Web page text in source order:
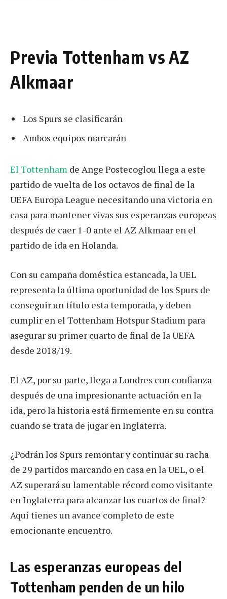
Previa Tottenham vs AZ
Alkmaar
Los Spurs se clasificarán
Ambos equipos marcarán
El Tottenham de Ange Postecoglou llega a este
partido de vuelta de los octavos de final de la
UEFA Europa League necesitando una victoria en
casa para mantener vivas sus esperanzas europeas
después de caer 1-0 ante el AZ Alkmaar en el
partido de ida en Holanda.
Con su campaña doméstica estancada, la UEL
representa la última oportunidad de los Spurs de
conseguir un título esta temporada, y deben
cumplir en el Tottenham Hotspur Stadium para
asegurar su primer cuarto de final de la UEFA
desde 2018/19.
El AZ, por su parte, llega a Londres con confianza
después de una impresionante actuación en la
ida, pero la historia está firmemente en su contra
cuando se trata de jugar en Inglaterra.
¿Podrán los Spurs remontar y continuar su racha
de 29 partidos marcando en casa en la UEL, o el
AZ superará su lamentable récord como visitante
en Inglaterra para alcanzar los cuartos de final?
Aquí tienes un avance completo de este
emocionante encuentro.
Las esperanzas europeas del
Tottenham penden de un hilo